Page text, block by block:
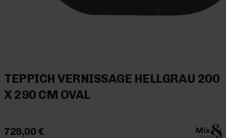
TEPPICH VERNISSAGE HELLGRAU 200
X 290 CM OVAL
729,00 €